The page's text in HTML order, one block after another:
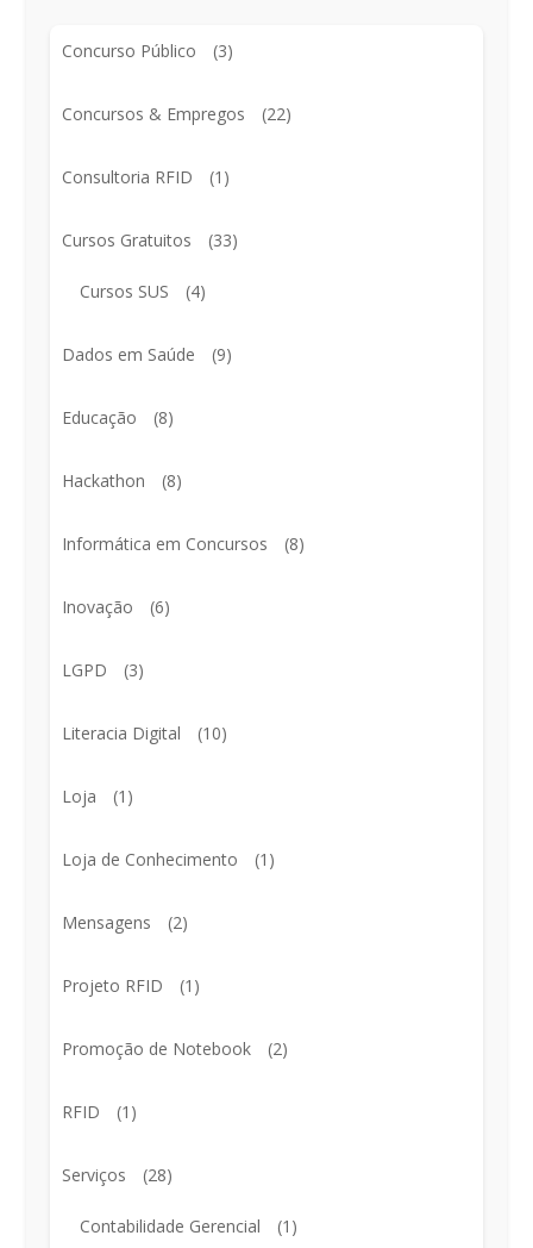
Concurso Público (3)
Concursos & Empregos (22)
Consultoria RFID (1)
Cursos Gratuitos (33)
Cursos SUS (4)
Dados em Saúde (9)
Educação (8)
Hackathon (8)
Informática em Concursos (8)
Inovação (6)
LGPD (3)
Literacia Digital (10)
Loja (1)
Loja de Conhecimento (1)
Mensagens (2)
Projeto RFID (1)
Promoção de Notebook (2)
RFID (1)
Serviços (28)
Contabilidade Gerencial (1)